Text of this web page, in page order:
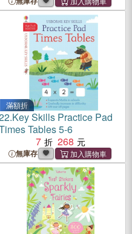
滿額折
Key Skills Practice Pad
Tables 5-6
7
268
無庫存